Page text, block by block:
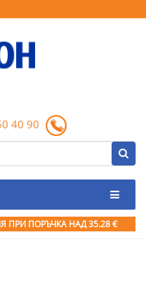
40 90
ПРИ ПОРЪЧКА НАД 35.28 €